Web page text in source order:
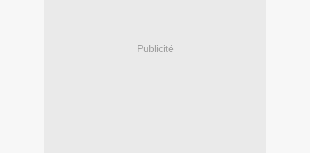
Publicité